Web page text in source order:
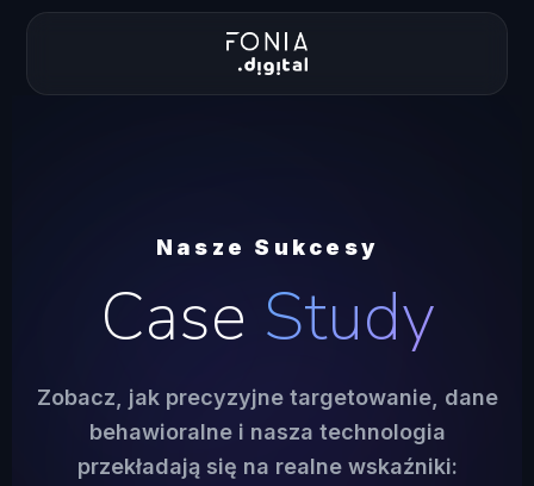
Nasze Sukcesy
Case Study
Zobacz, jak precyzyjne targetowanie, dane
behawioralne i nasza technologia
przekładają się na realne wskaźniki: